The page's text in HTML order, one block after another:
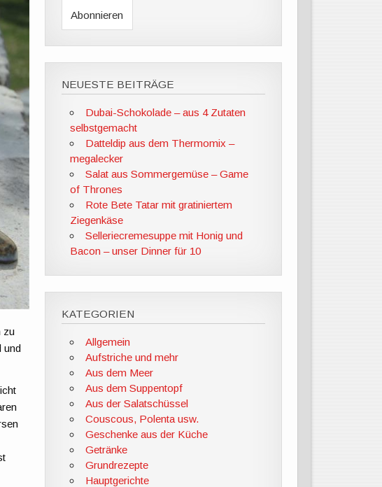
zu
und
NEUESTE BEITRÄGE
Dubai-Schokolade – aus 4 Zutaten
selbstgemacht
Datteldip aus dem Thermomix –
megalecker
Salat aus Sommergemüse – Game
of Thrones
Rote Bete Tatar mit gratiniertem
Ziegenkäse
Selleriecremesuppe mit Honig und
Bacon – unser Dinner für 10
KATEGORIEN
Allgemein
Aufstriche und mehr
Aus dem Meer
Aus dem Suppentopf
Aus der Salatschüssel
Couscous, Polenta usw.
Geschenke aus der Küche
Getränke
Grundrezepte
Hauptgerichte